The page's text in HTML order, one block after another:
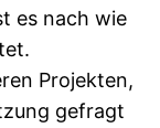
es nach wie
Projekten,
gefragt